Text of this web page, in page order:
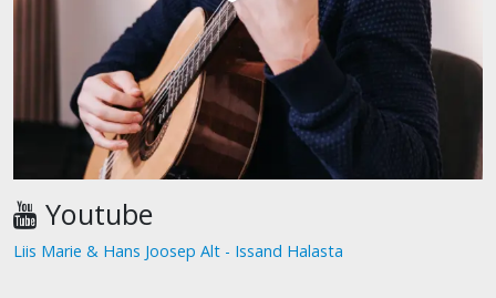
Youtube
Liis Marie & Hans Joosep Alt - Issand Halasta